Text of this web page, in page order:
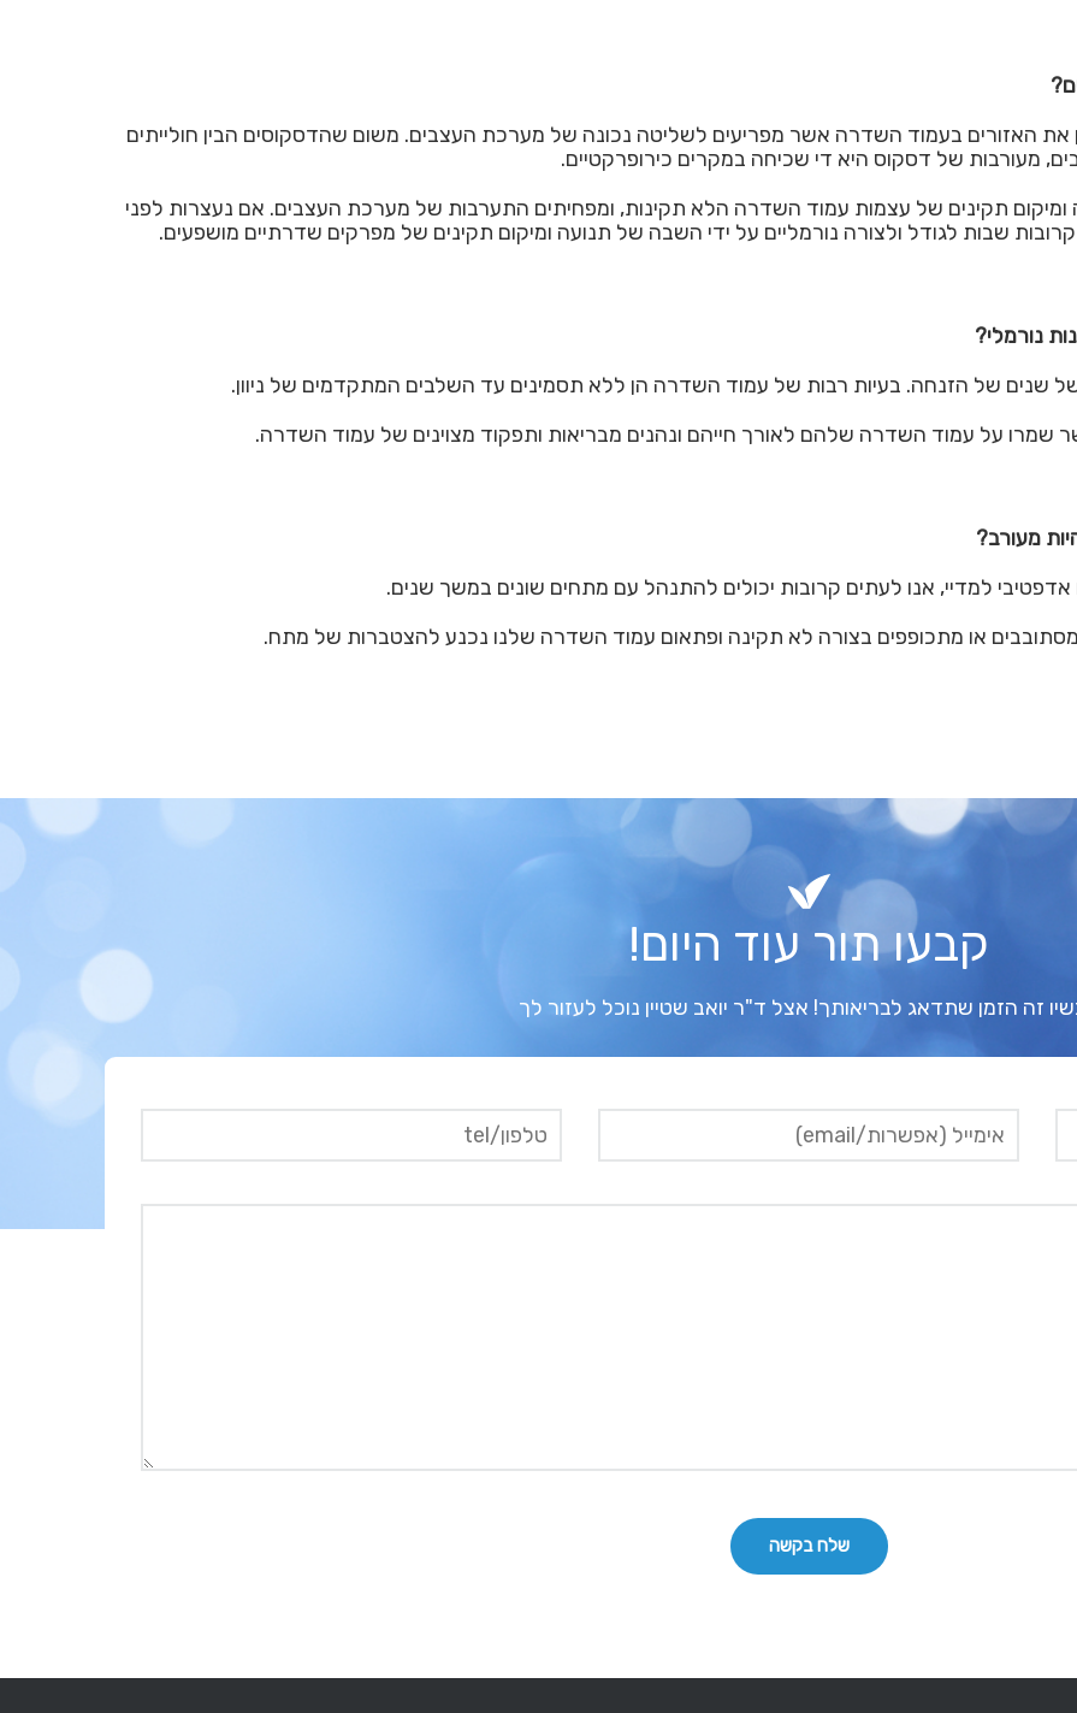
האזורים בעמוד השדרה אשר מפריעים לשליטה נכונה של מערכת העצבים. משום שהדסקוסים הבין חולייתים
מעורבות של דסקוס היא די שכיחה במקרים כירופרקטיים.
ומיקום תקינים של עצמות עמוד השדרה הלא תקינות, ומפחיתים התערבות של מערכת העצבים. אם נעצרות לפני
שבות לגודל ולצורה נורמליים על ידי השבה של תנועה ומיקום תקינים של מפרקים שדרתיים מושפעים.
נורמלי?
שנים של הזנחה. בעיות רבות של עמוד השדרה הן ללא תסמינים עד השלבים המתקדמים של ניוון.
שמרו על עמוד השדרה שלהם לאורך חייהם ונהנים מבריאות ותפקוד מצוינים של עמוד השדרה.
מעורב?
אדפטיבי למדיי, אנו לעתים קרובות יכולים להתנהל עם מתחים שונים במשך שנים.
או מתכופפים בצורה לא תקינה ופתאום עמוד השדרה שלנו נכנע להצטברות של מתח.
קבעו תור עוד היום!
זה הזמן שתדאג לבריאותך! אצל ד"ר יואב שטיין נוכל לעזור לך